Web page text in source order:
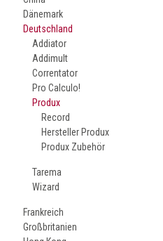
Dänemark
Deutschland
Addiator
Addimult
Correntator
Pro Calculo!
Produx
Record
Hersteller Produx
Produx Zubehör
Tarema
Wizard
Frankreich
Großbritanien